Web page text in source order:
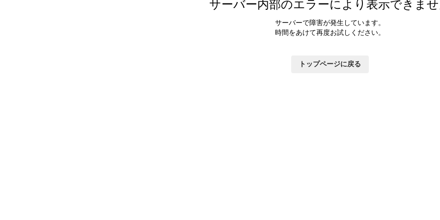
サーバー内部のエラーにより表示できま
サーバーで障害が発生しています。
時間をあけて再度お試しください。
トップページに戻る